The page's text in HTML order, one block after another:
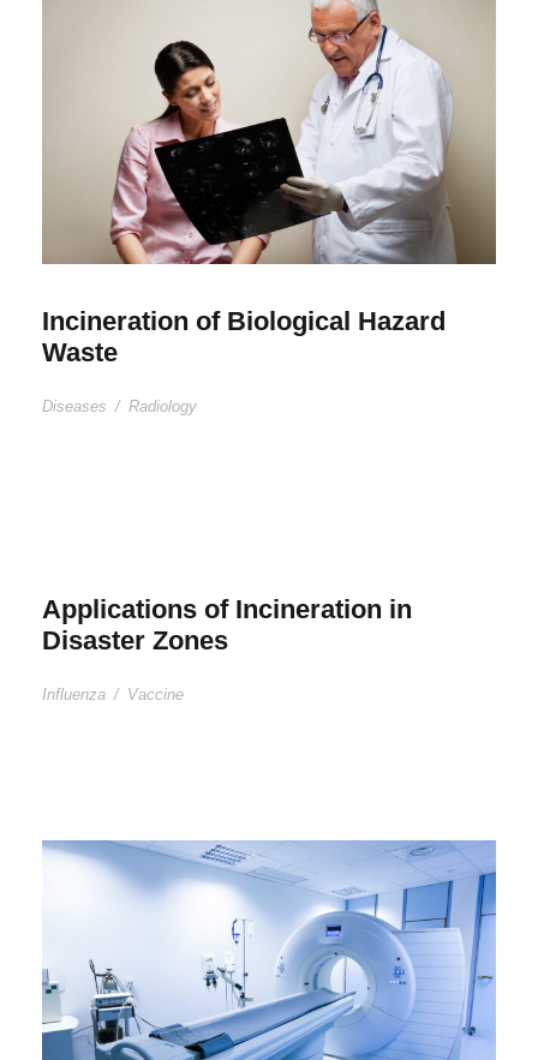
Incineration of Biological Hazard
Waste
Diseases / Radiology
Applications of Incineration in
Disaster Zones
Influenza / Vaccine